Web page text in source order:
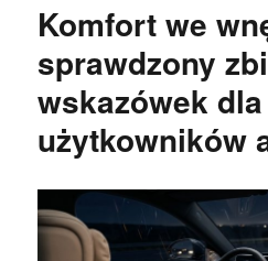
Komfort we
sprawdzony
wskazówek dla
użytkowników